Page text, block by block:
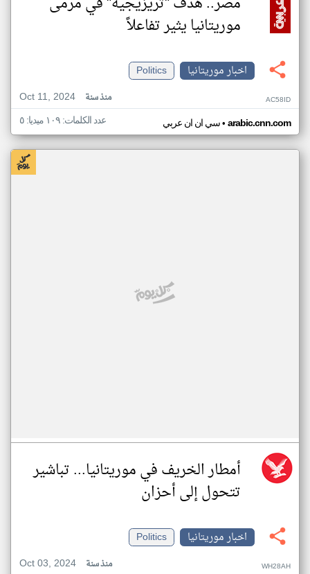
موريتانيا يثير تفاعلاً
اخبار موريتانيا
Politics
Oct 11, 2024
منذ سنة AC58ID
سي ان ان عربي• arabic.cnn.com عدد الكلمات: ١٠٩ ميديا: ٥
أمطار الخريف في موريتانيا... تباشير
تتحول إلى أحزان
اخبار موريتانيا
Politics
Oct 03, 2024
منذ سنة WH28AH